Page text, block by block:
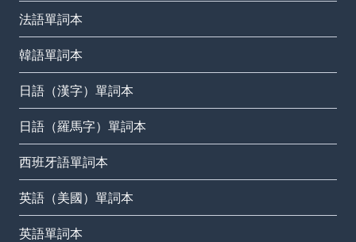
法語單詞本
韓語單詞本
日語（漢字）單詞本
日語（羅馬字）單詞本
西班牙語單詞本
英語（美國）單詞本
英語單詞本